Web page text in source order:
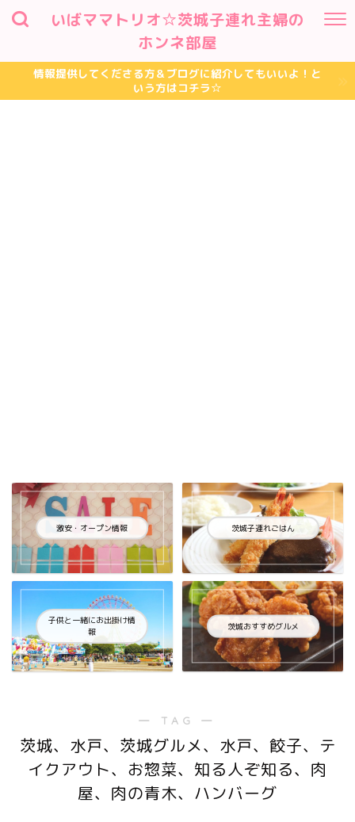
いばママトリオ☆茨城子連れ主婦の
ホンネ部屋
情報提供してくださる方＆ブログに紹介してもいいよ！と
いう方はコチラ☆
激安・オープン情報 茨城子連れごはん
子供と一緒にお出掛け情
報
茨城おすすめグルメ
― TAG ―
茨城、水戸、茨城グルメ、水戸、餃子、テ
イクアウト、お惣菜、知る人ぞ知る、肉
屋、肉の青木、ハンバーグ